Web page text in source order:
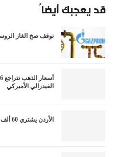
قد يعجبك أيضاً
توقف ضخ الغاز
الفيدرالي الأميركي
الأردن يشتري 60 ألف طن من القمح في مناقصة